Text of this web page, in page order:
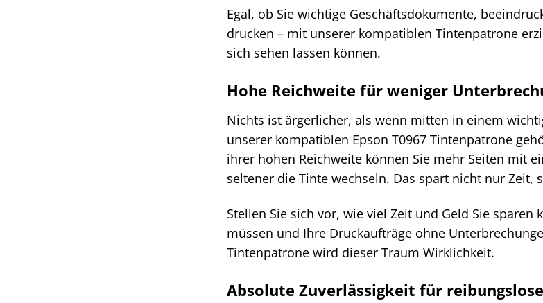
Egal, ob Sie wichtige Geschäftsdokumente,
drucken – mit unserer kompatiblen Tintenpatrone
sich sehen lassen können.
Hohe Reichweite für weniger
Nichts ist ärgerlicher, als wenn mitten in einem
unserer kompatiblen Epson T0967 Tintenpatrone
ihrer hohen Reichweite können Sie mehr Seiten mit
seltener die Tinte wechseln. Das spart nicht nur Zeit,
Stellen Sie sich vor, wie viel Zeit und Geld Sie
müssen und Ihre Druckaufträge ohne
Tintenpatrone wird dieser Traum Wirklichkeit.
Absolute Zuverlässigkeit für